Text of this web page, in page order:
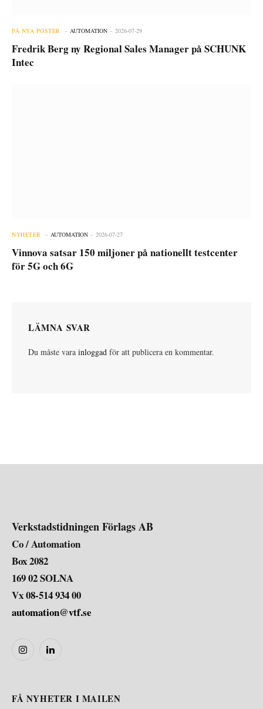
PÅ NYA POSTER AUTOMATION 2026-07-29
Fredrik Berg ny Regional Sales Manager på SCHUNK
Intec
NYHETER AUTOMATION 2026-07-27
Vinnova satsar 150 miljoner på nationellt testcenter
för 5G och 6G
LÄMNA SVAR
Du måste vara inloggad för att publicera en kommentar.
Verkstadstidningen Förlags AB
Co / Automation
Box 2082
169 02 SOLNA
Vx 08-514 934 00
automation@vtf.se
InstagramLinkedIn
FÅ NYHETER I MAILEN